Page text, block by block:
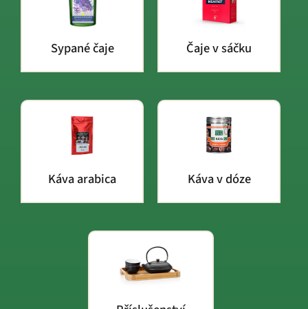
Sypané čaje Čaje v sáčku
Káva arabica Káva v dóze